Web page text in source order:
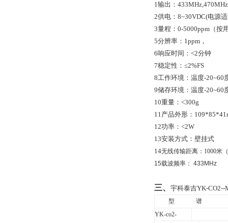
1输出： 433MHz,470MHz
2供电： 8~30VDC(电源
3量程： 0-5000ppm （按
5分辨率： 1ppm ，
6响应时间：<2分钟
7稳定性： ≤2%FS
8工作环境：温度-20~60
9储存环境：温度-20~60
10重量： <300g
11产品外形：
12功率： <2W
13安装方式：壁挂式
14无线传输距离：1000米
15载波频率： 433MHz
三、 宇科泰吉YK-CO2--
型
谱
YK-co2-